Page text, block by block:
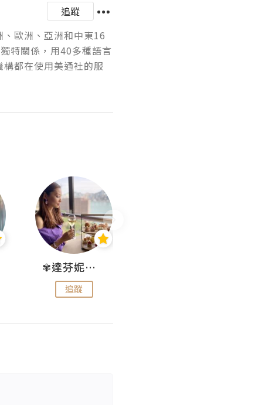
追蹤
歐洲、亞洲和中東16
特關係，用40多種語言
都在使用美通社的服
✾達芬妮•愛孩子•愛生活✾
追蹤